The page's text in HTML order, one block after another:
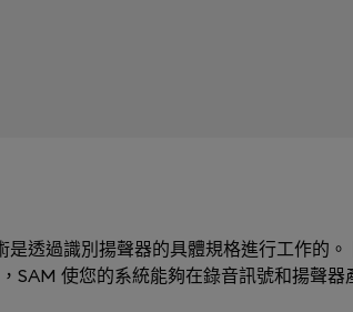
透過識別揚聲器的具體規格進行工作的
SAM 使您的系統能夠在錄音訊號和揚聲